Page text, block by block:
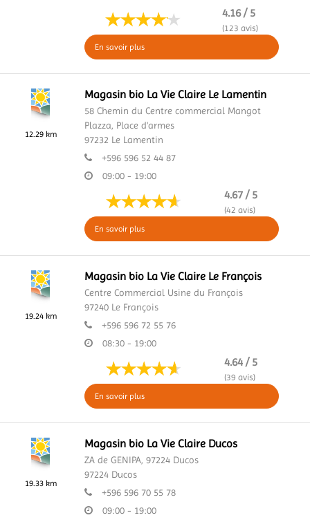
4.16 / 5
(123 avis)
En savoir plus
12.29 km
Magasin bio La Vie Claire Le Lamentin
58 Chemin du Centre commercial Mangot
Plazza, Place d'armes
97232 Le Lamentin
+596 596 52 44 87
09:00 - 19:00
4.67 / 5
(42 avis)
En savoir plus
19.24 km
Magasin bio La Vie Claire Le François
Centre Commercial Usine du François
97240 Le François
+596 596 72 55 76
08:30 - 19:00
4.64 / 5
(39 avis)
En savoir plus
19.33 km
Magasin bio La Vie Claire Ducos
ZA de GENIPA, 97224 Ducos
97224 Ducos
+596 596 70 55 78
09:00 - 19:00